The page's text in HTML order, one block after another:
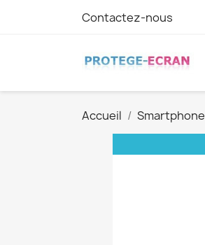
Contactez-nous
Accueil Smartphone